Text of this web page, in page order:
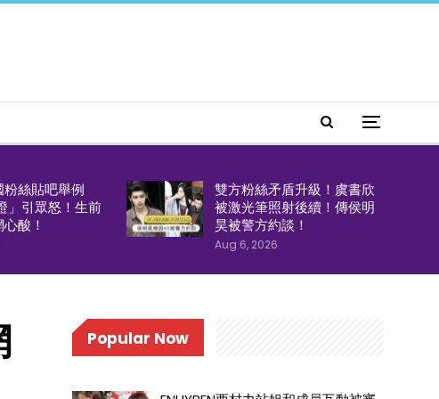
絲貼吧舉例
」引眾怒！生前
酸！
雙方粉絲矛盾升級！虞書欣
被激光筆照射後續！傳侯明
昊被警方約談！
Aug 6, 2026
Popular Now